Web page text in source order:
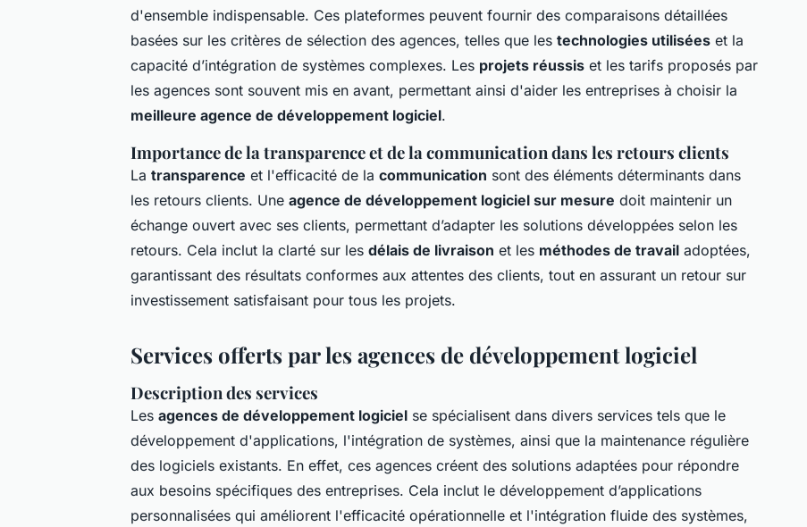
d'ensemble indispensable. Ces plateformes peuvent fournir des comparaisons détaillées
basées sur les critères de sélection des agences, telles que les technologies utilisées et la
capacité d’intégration de systèmes complexes. Les projets réussis et les tarifs proposés par
les agences sont souvent mis en avant, permettant ainsi d'aider les entreprises à choisir la
meilleure agence de développement logiciel.
Importance de la transparence et de la communication dans les retours clients
La transparence et l'efficacité de la communication sont des éléments déterminants dans
les retours clients. Une agence de développement logiciel sur mesure doit maintenir un
échange ouvert avec ses clients, permettant d’adapter les solutions développées selon les
retours. Cela inclut la clarté sur les délais de livraison et les méthodes de travail adoptées,
garantissant des résultats conformes aux attentes des clients, tout en assurant un retour sur
investissement satisfaisant pour tous les projets.
Services offerts par les agences de développement logiciel
Description des services
Les agences de développement logiciel se spécialisent dans divers services tels que le
développement d'applications, l'intégration de systèmes, ainsi que la maintenance régulière
des logiciels existants. En effet, ces agences créent des solutions adaptées pour répondre
aux besoins spécifiques des entreprises. Cela inclut le développement d’applications
personnalisées qui améliorent l'efficacité opérationnelle et l'intégration fluide des systèmes,